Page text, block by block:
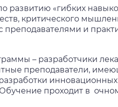
развитию «гибких
критического
преподавателями и
– разработчики
преподаватели,
проходит в